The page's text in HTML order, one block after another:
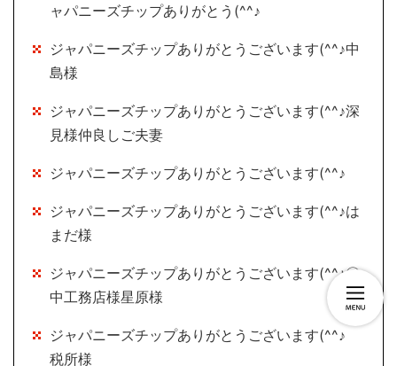
ャパニーズチップありがとう(^^♪
ジャパニーズチップありがとうございます(^^♪中
島様
ジャパニーズチップありがとうございます(^^♪深
見様仲良しご夫妻
ジャパニーズチップありがとうございます(^^♪
ジャパニーズチップありがとうございます(^^♪は
まだ様
ジャパニーズチップありがとうございます(^^♪〇
中工務店様星原様
ジャパニーズチップありがとうございます(^^♪
税所様